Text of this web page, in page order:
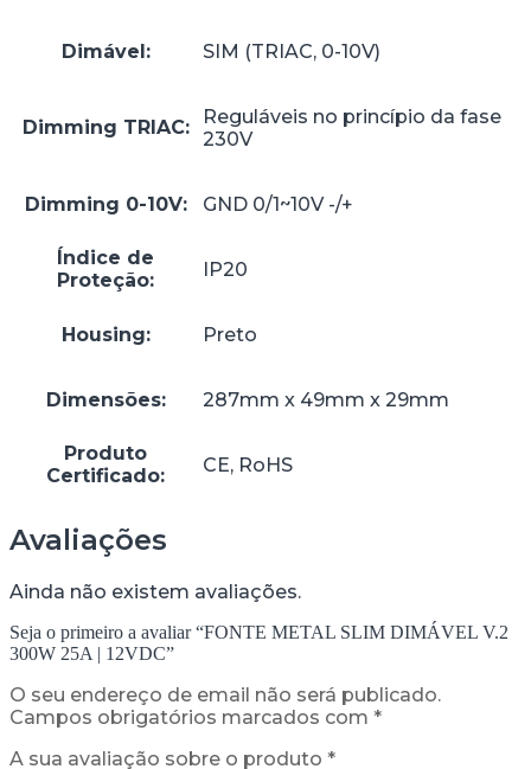
Dimável: SIM (TRIAC, 0-10V)
Dimming TRIAC:
Reguláveis no princípio da fase
230V
Dimming 0-10V: GND 0/1~10V -/+
Índice de
Proteção:
IP20
Housing: Preto
Dimensões: 287mm x 49mm x 29mm
Produto
Certificado:
CE, RoHS
Avaliações
Ainda não existem avaliações.
Seja o primeiro a avaliar “FONTE METAL SLIM DIMÁVEL V.2
300W 25A | 12VDC”
O seu endereço de email não será publicado.
Campos obrigatórios marcados com *
A sua avaliação sobre o produto *